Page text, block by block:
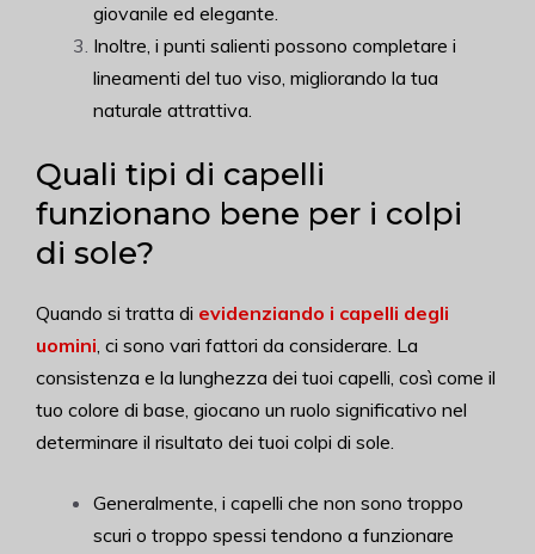
giovanile ed elegante.
Inoltre, i punti salienti possono completare i
lineamenti del tuo viso, migliorando la tua
naturale attrattiva.
Quali tipi di capelli
funzionano bene per i colpi
di sole?
Quando si tratta di evidenziando i capelli degli
uomini, ci sono vari fattori da considerare. La
consistenza e la lunghezza dei tuoi capelli, così come il
tuo colore di base, giocano un ruolo significativo nel
determinare il risultato dei tuoi colpi di sole.
Generalmente, i capelli che non sono troppo
scuri o troppo spessi tendono a funzionare